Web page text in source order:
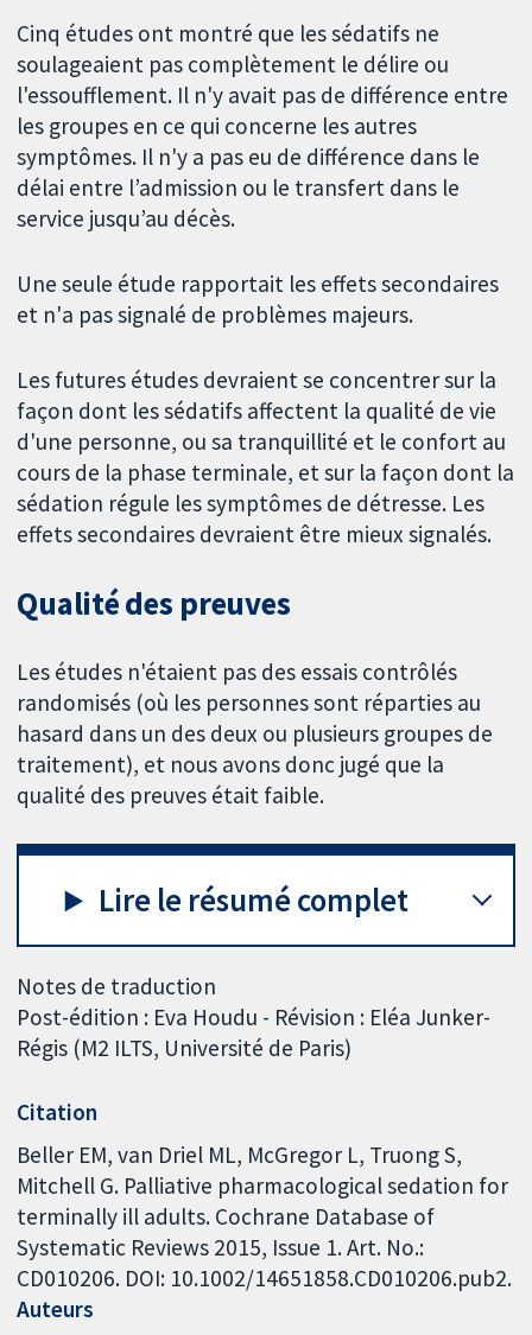
Cinq études ont montré que les sédatifs ne
soulageaient pas complètement le délire ou
l'essoufflement. Il n'y avait pas de différence entre
les groupes en ce qui concerne les autres
symptômes. Il n'y a pas eu de différence dans le
délai entre l’admission ou le transfert dans le
service jusqu’au décès.
Une seule étude rapportait les effets secondaires
et n'a pas signalé de problèmes majeurs.
Les futures études devraient se concentrer sur la
façon dont les sédatifs affectent la qualité de vie
d'une personne, ou sa tranquillité et le confort au
cours de la phase terminale, et sur la façon dont la
sédation régule les symptômes de détresse. Les
effets secondaires devraient être mieux signalés.
Qualité des preuves
Les études n'étaient pas des essais contrôlés
randomisés (où les personnes sont réparties au
hasard dans un des deux ou plusieurs groupes de
traitement), et nous avons donc jugé que la
qualité des preuves était faible.
Lire le résumé complet
Notes de traduction
Post-édition : Eva Houdu - Révision : Eléa Junker-
Régis (M2 ILTS, Université de Paris)
Citation
Beller EM, van Driel ML, McGregor L, Truong S,
Mitchell G. Palliative pharmacological sedation for
terminally ill adults. Cochrane Database of
Systematic Reviews 2015, Issue 1. Art. No.:
CD010206. DOI: 10.1002/14651858.CD010206.pub2.
Auteurs